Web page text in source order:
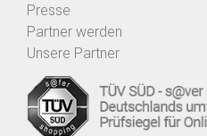
Presse
Partner werden
Unsere Partner